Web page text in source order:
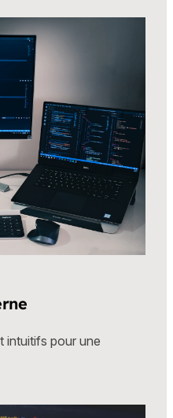
intuitifs pour une